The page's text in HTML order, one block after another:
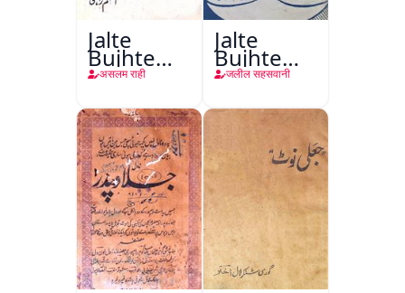
Jalte
Bujhte
Log
असलम राही
Jalte
Bujhte
Chiragh
जलील सहसवानी